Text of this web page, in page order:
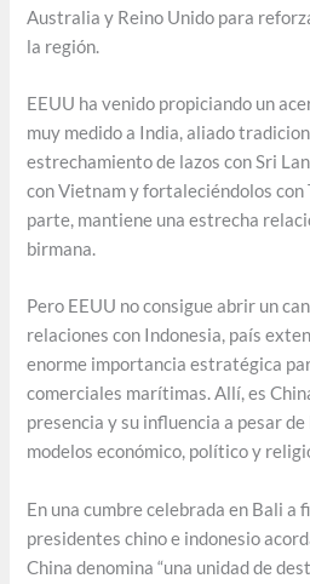
Australia y Reino Unido para
la región.
EEUU ha venido propiciando un
muy medido a India, aliado
estrechamiento de lazos con Sri
con Vietnam y fortaleciéndolos con
parte, mantiene una estrecha
birmana.
Pero EEUU no consigue abrir un
relaciones con Indonesia, país
enorme importancia estratégica
comerciales marítimas. Allí, es
presencia y su influencia a pesar
modelos económico, político y
En una cumbre celebrada en Bali a
presidentes chino e indonesio
China denomina “una unidad de